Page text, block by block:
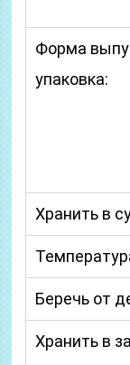
Форма
упаковка:
Хранить в
Беречь от
Хранить в